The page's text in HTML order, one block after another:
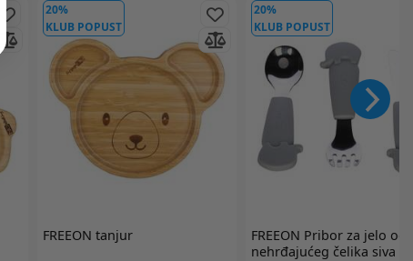
20%
KLUB POPUST
FREEON tanjur
20%
KLUB POPUST
FREEON Pribor za jelo od
nehrđajućeg čelika siva